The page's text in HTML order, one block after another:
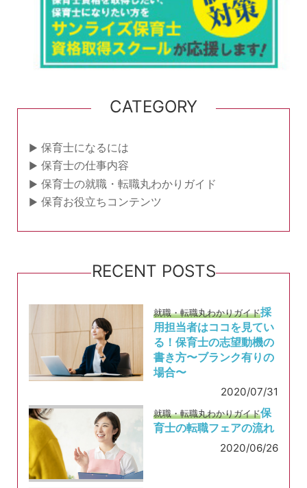
CATEGORY
保育士になるには
保育士の仕事内容
保育士の就職・転職丸わかりガイド
保育お役立ちコンテンツ
RECENT POSTS
就職・転職丸わかりガイド採
用担当者はココを見てい
る！保育士の志望動機の
書き方〜ブランク有りの
場合〜
2020/07/31
就職・転職丸わかりガイド保
育士の転職フェアの流れ
2020/06/26